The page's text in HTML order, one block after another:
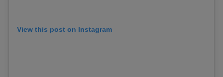
View this post on Instagram